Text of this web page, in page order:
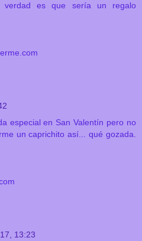
verdad es que sería un regalo
especial en San Valentín pero no
un caprichito así... qué gozada.
13:23